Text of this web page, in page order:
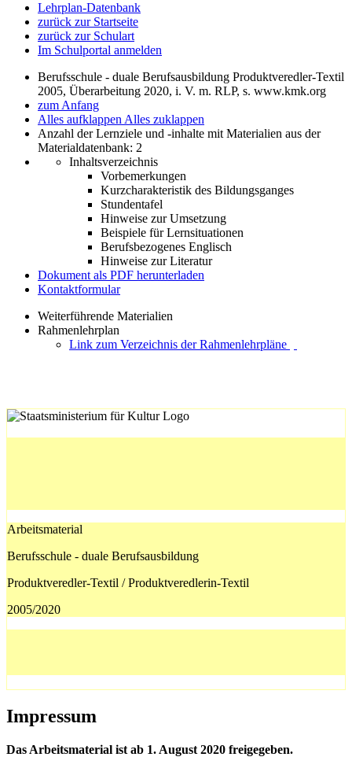
Lehrplan-Datenbank
zurück zur Startseite
zurück zur Schulart
Im Schulportal anmelden
Berufsschule - duale Berufsausbildung Produktveredler-Textil
2005, Überarbeitung 2020, i. V. m. RLP, s. www.kmk.org
zum Anfang
Alles aufklappen Alles zuklappen
Anzahl der Lernziele und -inhalte mit Materialien aus der
Materialdatenbank: 2
Inhaltsverzeichnis
Vorbemerkungen
Kurzcharakteristik des Bildungsganges
Stundentafel
Hinweise zur Umsetzung
Beispiele für Lernsituationen
Berufsbezogenes Englisch
Hinweise zur Literatur
Dokument als PDF herunterladen
Kontaktformular
Weiterführende Materialien
Rahmenlehrplan
Link zum Verzeichnis der Rahmenlehrpläne
Arbeitsmaterial
Berufsschule - duale Berufsausbildung
Produktveredler-Textil / Produktveredlerin-Textil
2005/2020
Impressum
Das Arbeitsmaterial ist ab 1. August 2020 freigegeben.